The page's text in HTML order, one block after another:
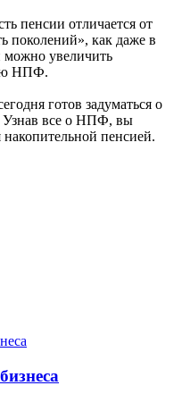
пенсии отличается от
поколений», как даже в
можно увеличить
НПФ.
готов задуматься о
Узнав все о НПФ, вы
пенсией.